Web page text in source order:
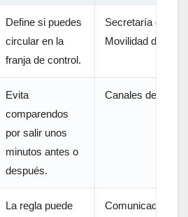
Define si puedes
circular en la
franja de control.
Secretaría de
Movilidad de
Evita
comparendos
por salir unos
minutos antes o
después.
Canales de la
La regla puede
Comunicado